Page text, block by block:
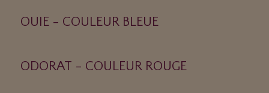
OUIE - COULEUR BLEUE
ODORAT - COULEUR ROUGE